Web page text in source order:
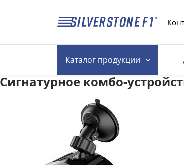
Каталогпродукции
Сигнатурное комбо-